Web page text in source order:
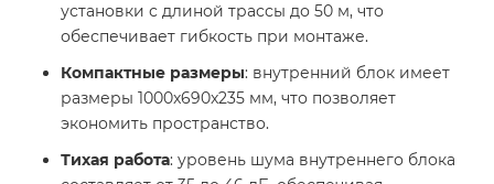
установки с длиной трассы до 50 м, что
обеспечивает гибкость при монтаже.
Компактные размеры: внутренний блок имеет
размеры 1000x690x235 мм, что позволяет
экономить пространство.
Тихая работа: уровень шума внутреннего блока